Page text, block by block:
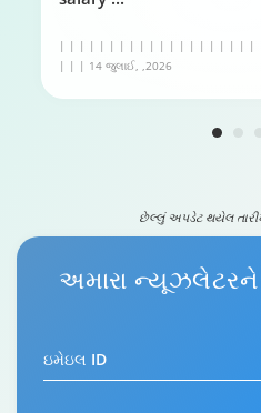
| | | | | | | | | | | | | | | | | | | |
| | | 14 જુલાઈ, ,2026
છેલ્લું અપડેટ થયેલ
અમારા ન્યૂઝલેટર
ઇમેઇલ ID